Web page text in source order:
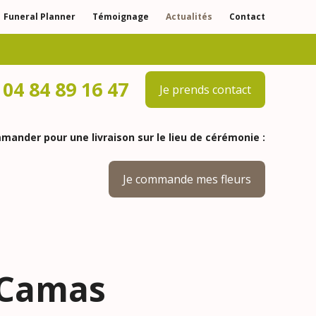
Funeral Planner Témoignage Actualités Contact
04 84 89 16 47 Je prends contact
pour une livraison sur le lieu de cérémonie :
Je commande mes fleurs